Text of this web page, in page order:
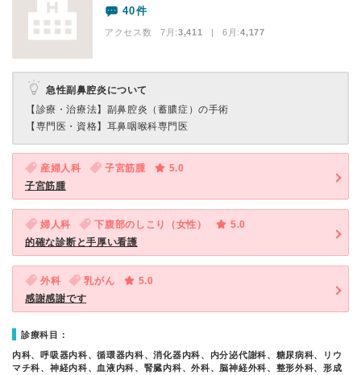
40件
アクセス数 7月:3,411 | 6月:4,177
急性副鼻腔炎について
【診療・治療法】 副鼻腔炎（蓄膿症）の手術
【専門医・資格】 耳鼻咽喉科専門医
産婦人科 子宮筋腫
5.0
子宮筋腫
婦人科 下腹部のしこり（女性）
5.0
的確な診断と手厚い看護
外科 乳がん
5.0
感謝感謝です
診療科目：
内科、呼吸器内科、循環器内科、消化器内科、内分泌代謝科、糖尿病科、リウ
マチ科、神経内科、血液内科、腎臓内科、外科、脳神経外科、整形外科、形成